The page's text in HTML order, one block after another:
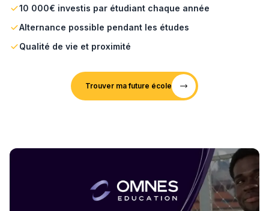
10 000€ investis par étudiant chaque année
Alternance possible pendant les études
Qualité de vie et proximité
Trouver ma future école